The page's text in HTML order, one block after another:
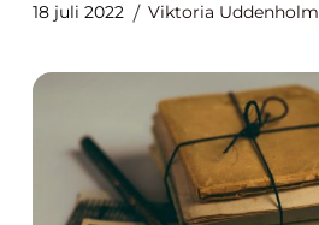
18 juli 2022 Viktoria Uddenholm